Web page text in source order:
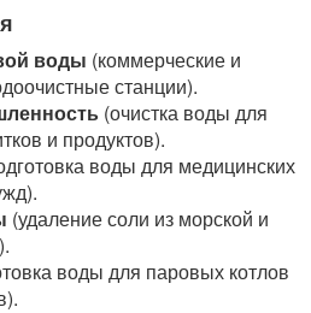
воды (коммерческие и
станции).
(очистка воды для
и продуктов).
воды для медицинских
(удаление соли из морской и
воды для паровых котлов